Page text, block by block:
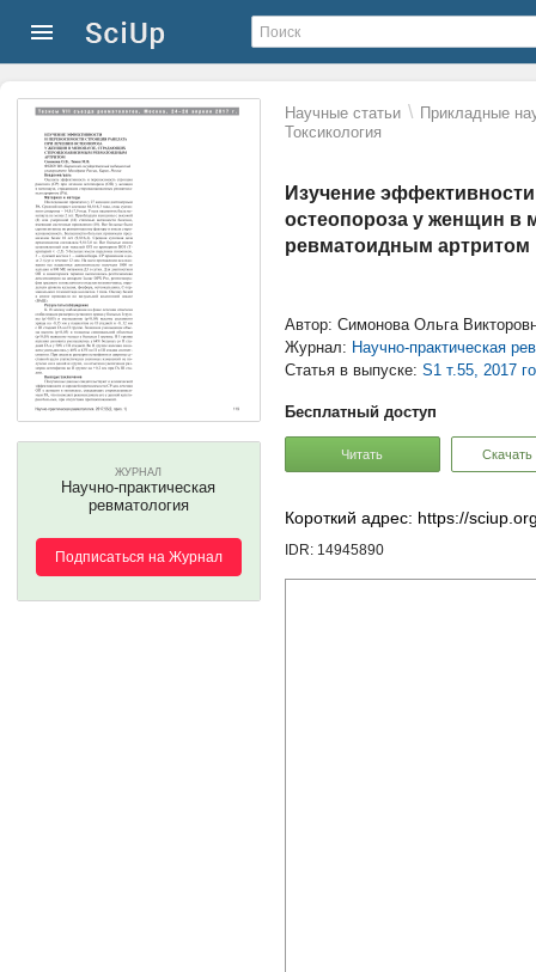
Научные статьи \ Прикладные
Токсикология
Изучение
остеопороза у женщин в
ревматоидным артритом
ЖУРНАЛ
Научно-практическая
ревматология
Подписаться на Журнал
Автор: Симонова Ольга
Журнал: Научно-практическая
Статья в выпуске: S1 т.55, 2017
Бесплатный доступ
Читать Скачать
Короткий адрес: https://
IDR: 14945890